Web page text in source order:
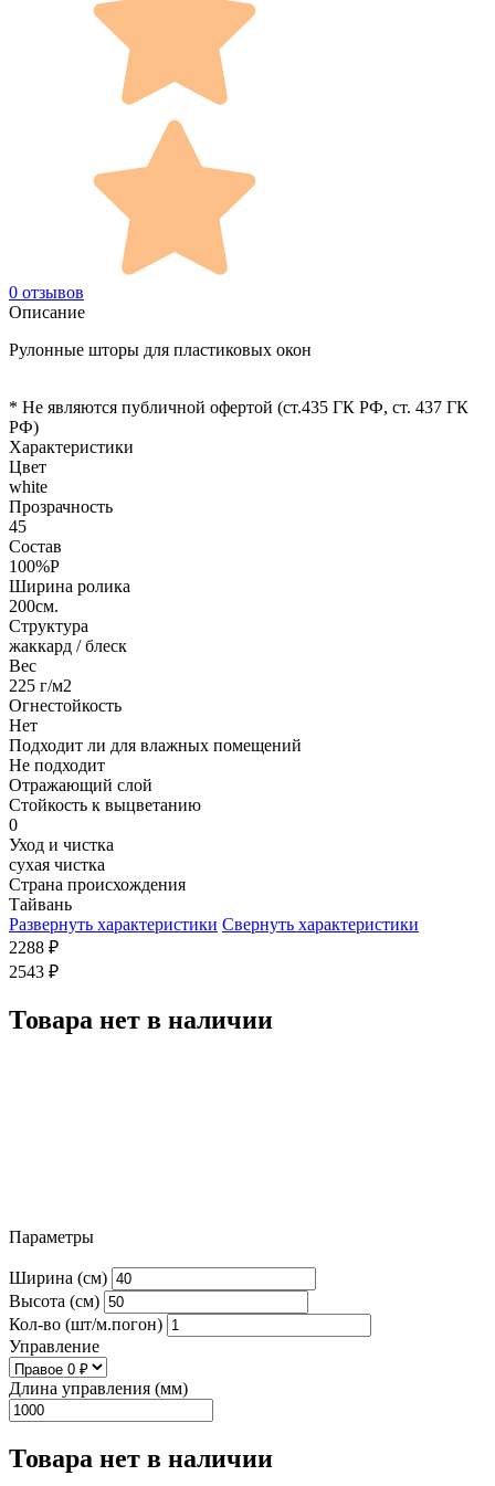
0 отзывов
Описание
Рулонные шторы для пластиковых окон
* Не являются публичной офертой (ст.435 ГК РФ, cт. 437 ГК
РФ)
Характеристики
Цвет
white
Прозрачность
45
Состав
100%P
Ширина ролика
200см.
Структура
жаккард / блеск
Вес
225 г/м2
Огнестойкость
Нет
Подходит ли для влажных помещений
Не подходит
Отражающий слой
Стойкость к выцветанию
0
Уход и чистка
сухая чистка
Страна происхождения
Тайвань
Развернуть характеристики Свернуть характеристики
2288 ₽
2543 ₽
Товара нет в наличии
Параметры
Ширина (см)
Высота (см)
Кол-во (шт/м.погон)
Управление
Длина управления (мм)
Товара нет в наличии